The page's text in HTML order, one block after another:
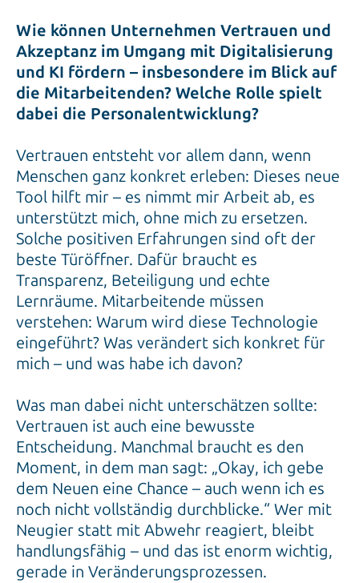
Wie können Unternehmen Vertrauen und
Akzeptanz im Umgang mit Digitalisierung
und KI fördern – insbesondere im Blick auf
die Mitarbeitenden? Welche Rolle spielt
dabei die Personalentwicklung?
Vertrauen entsteht vor allem dann, wenn
Menschen ganz konkret erleben: Dieses neue
Tool hilft mir – es nimmt mir Arbeit ab, es
unterstützt mich, ohne mich zu ersetzen.
Solche positiven Erfahrungen sind oft der
beste Türöffner. Dafür braucht es
Transparenz, Beteiligung und echte
Lernräume. Mitarbeitende müssen
verstehen: Warum wird diese Technologie
eingeführt? Was verändert sich konkret für
mich – und was habe ich davon?
Was man dabei nicht unterschätzen sollte:
Vertrauen ist auch eine bewusste
Entscheidung. Manchmal braucht es den
Moment, in dem man sagt: „Okay, ich gebe
dem Neuen eine Chance – auch wenn ich es
noch nicht vollständig durchblicke.“ Wer mit
Neugier statt mit Abwehr reagiert, bleibt
handlungsfähig – und das ist enorm wichtig,
gerade in Veränderungsprozessen.